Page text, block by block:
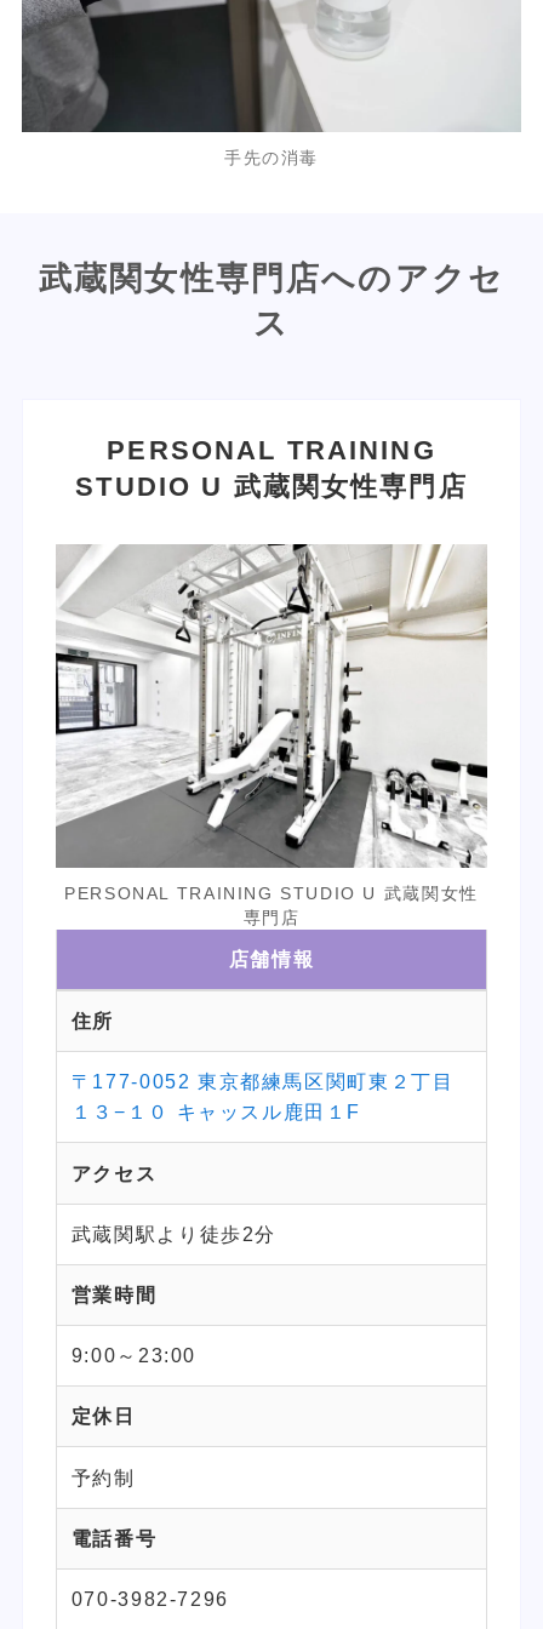
手先の消毒
武蔵関女性専門店へのアクセ
ス
PERSONAL TRAINING
STUDIO U 武蔵関女性専門店
PERSONAL TRAINING STUDIO U 武蔵関女性
専門店
店舗情報
住所
〒177-0052 東京都練馬区関町東２丁目
１３−１０ キャッスル鹿田１F
アクセス
武蔵関駅より徒歩2分
営業時間
9:00～23:00
定休日
予約制
電話番号
070-3982-7296